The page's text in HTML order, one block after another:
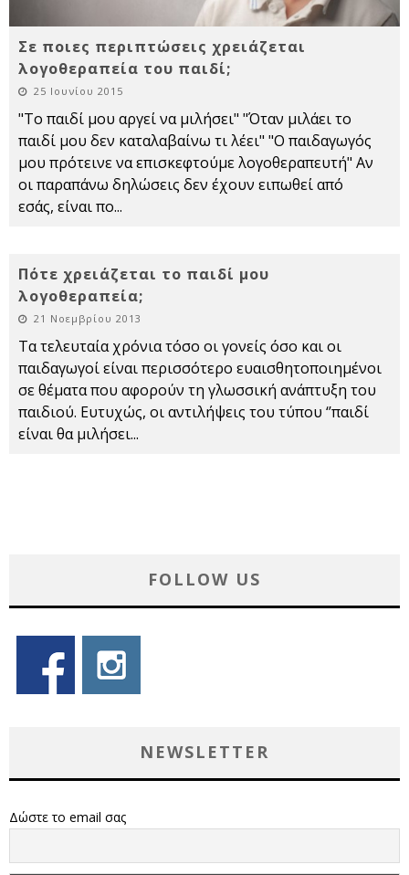
Σε ποιες περιπτώσεις χρειάζεται
λογοθεραπεία του παιδί;
25 Ιουνίου 2015
"Το παιδί μου αργεί να μιλήσει" "Όταν μιλάει το
παιδί μου δεν καταλαβαίνω τι λέει" "Ο παιδαγωγός
μου πρότεινε να επισκεφτούμε λογοθεραπευτή" Αν
οι παραπάνω δηλώσεις δεν έχουν ειπωθεί από
εσάς, είναι πο...
Πότε χρειάζεται το παιδί μου
λογοθεραπεία;
21 Νοεμβρίου 2013
Τα τελευταία χρόνια τόσο οι γονείς όσο και οι
παιδαγωγοί είναι περισσότερο ευαισθητοποιημένοι
σε θέματα που αφορούν τη γλωσσική ανάπτυξη του
παιδιού. Ευτυχώς, οι αντιλήψεις του τύπου ‘’παιδί
είναι θα μιλήσει...
FOLLOW US
NEWSLETTER
Δώστε το email σας